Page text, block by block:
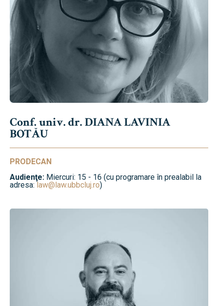
Conf. univ. dr. DIANA LAVINIA
BOTĂU
PRODECAN
Audienţe: Miercuri: 15 - 16 (cu programare în prealabil la
adresa: law@law.ubbcluj.ro)